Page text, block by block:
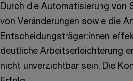
Durch die Automatisierung von
von Veränderungen sowie die
Entscheidungsträger:innen
deutliche Arbeitserleichterung
nicht unverzichtbar sein. Die